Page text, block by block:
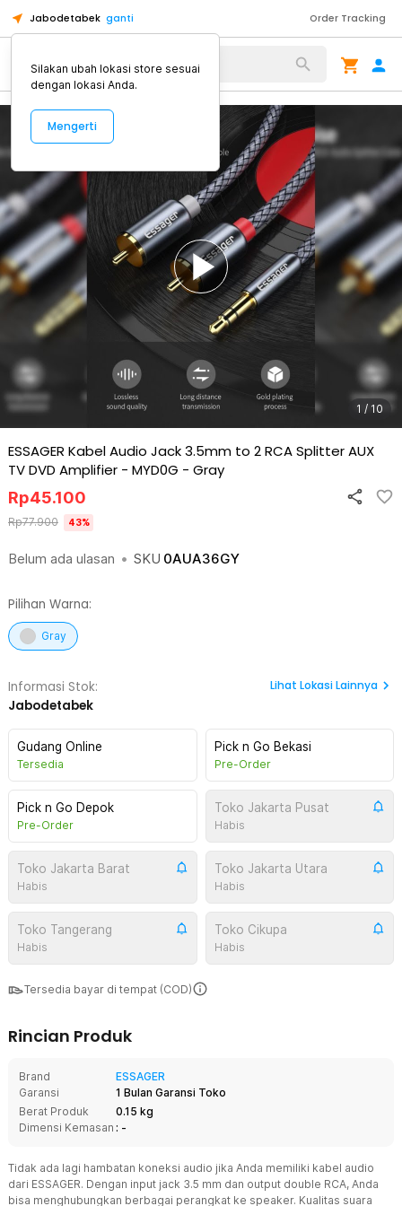
Jabodetabek ganti Order Tracking
Alat Kopi
1 / 10
ESSAGER Kabel Audio Jack 3.5mm to 2 RCA Splitter AUX
TV DVD Amplifier - MYD0G - Gray
Belum ada ulasan • SKU 0AUA36GY
Rp45.100
Rp77.900 43%
Pilihan Warna:
Gray
Informasi Stok:
Jabodetabek
Lihat Lokasi Lainnya
Gudang Online
Tersedia
Pick n Go Bekasi
Pre-Order
Pick n Go Depok
Pre-Order
Toko Jakarta Pusat
Habis
Toko Jakarta Barat
Habis
Toko Jakarta Utara
Habis
Toko Tangerang
Habis
Toko Cikupa
Habis
Tersedia bayar di tempat (COD)
Rincian Produk
Brand
ESSAGER
Garansi
1 Bulan Garansi Toko
Berat Produk
0.15 kg
Dimensi Kemasan : -
Tidak ada lagi hambatan koneksi audio jika Anda memiliki kabel audio
dari ESSAGER. Dengan input jack 3.5 mm dan output double RCA, Anda
bisa menghubungkan berbagai perangkat ke speaker. Kualitas suara
Silakan ubah lokasi store sesuai
dengan lokasi Anda.
Mengerti